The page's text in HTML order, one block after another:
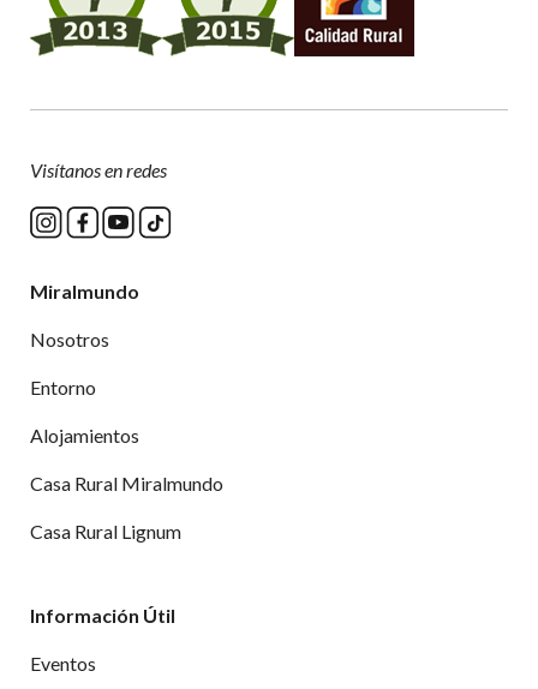
Visítanos en redes
Miralmundo
Nosotros
Entorno
Alojamientos
Casa Rural Miralmundo
Casa Rural Lignum
Información Útil
Eventos